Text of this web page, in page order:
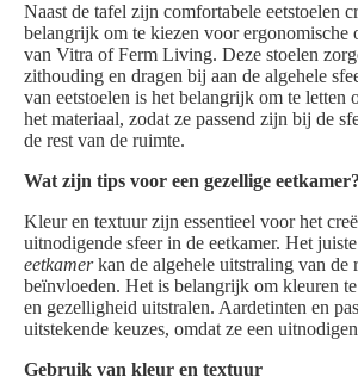
Naast de tafel zijn comfortabele eetstoelen
belangrijk om te kiezen voor ergonomische
van Vitra of Ferm Living. Deze stoelen
zithouding en dragen bij aan de algehele
van eetstoelen is het belangrijk om te letten
het materiaal, zodat ze passend zijn bij de
de rest van de ruimte.
Wat zijn tips voor een gezellige eetkamer?
Kleur en textuur zijn essentieel voor het
uitnodigende sfeer in de eetkamer. Het juiste
eetkamerkan de algehele uitstraling van de
beïnvloeden. Het is belangrijk om kleuren
en gezelligheid uitstralen. Aardetinten en
uitstekende keuzes, omdat ze een
Gebruik van kleur en textuur